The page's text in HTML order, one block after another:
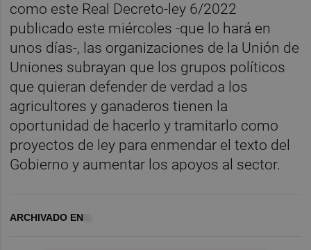
como este Real Decreto-ley 6/2022
publicado este miércoles -que lo hará en
unos días-, las organizaciones de la Unión de
Uniones subrayan que los grupos políticos
que quieran defender de verdad a los
agricultores y ganaderos tienen la
oportunidad de hacerlo y tramitarlo como
proyectos de ley para enmendar el texto del
Gobierno y aumentar los apoyos al sector.
ARCHIVADO EN